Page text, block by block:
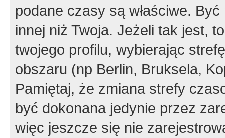
podane czasy są właściwe.
innej niż Twoja. Jeżeli tak jest,
twojego profilu, wybierając
obszaru (np Berlin, Bruksela,
Pamiętaj, że zmiana strefy
być dokonana jedynie przez
więc jeszcze się nie